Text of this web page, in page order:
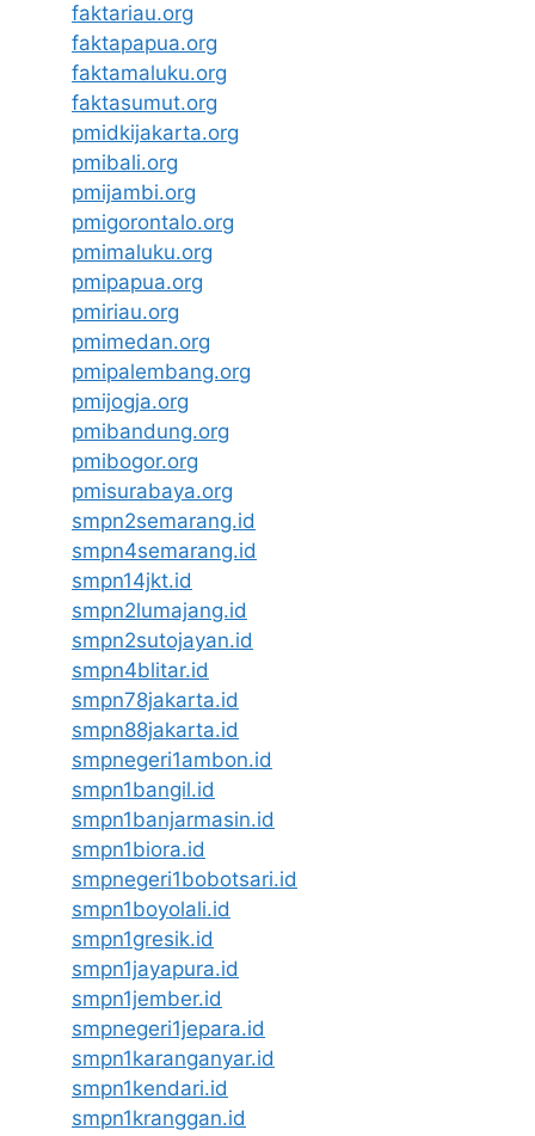
faktariau.org
faktapapua.org
faktamaluku.org
faktasumut.org
pmidkijakarta.org
pmibali.org
pmijambi.org
pmigorontalo.org
pmimaluku.org
pmipapua.org
pmiriau.org
pmimedan.org
pmipalembang.org
pmijogja.org
pmibandung.org
pmibogor.org
pmisurabaya.org
smpn2semarang.id
smpn4semarang.id
smpn14jkt.id
smpn2lumajang.id
smpn2sutojayan.id
smpn4blitar.id
smpn78jakarta.id
smpn88jakarta.id
smpnegeri1ambon.id
smpn1bangil.id
smpn1banjarmasin.id
smpn1biora.id
smpnegeri1bobotsari.id
smpn1boyolali.id
smpn1gresik.id
smpn1jayapura.id
smpn1jember.id
smpnegeri1jepara.id
smpn1karanganyar.id
smpn1kendari.id
smpn1kranggan.id